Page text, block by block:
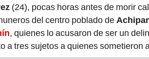
(24), pocas horas antes de morir
del centro poblado de
, quienes lo acusaron de ser un
a tres sujetos a quienes sometieron